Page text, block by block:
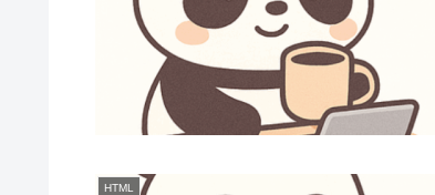
HTML